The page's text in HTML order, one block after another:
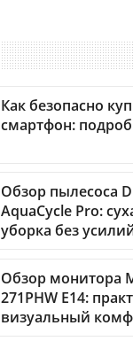
Как безопасно
смартфон:
Обзор пылесоса
AquaCycle Pro:
уборка без
Обзор монитора
271PHW E14:
визуальный